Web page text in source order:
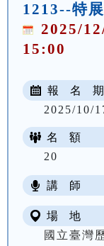
1213--特
2025/
15:00
報 名
2025/10/
名 額
20
講 師
場 地
國立臺灣